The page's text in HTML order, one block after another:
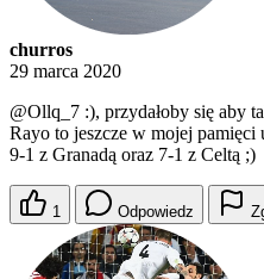
churros
29 marca 2020
@Ollq_7 :), przydałoby się aby
Rayo to jeszcze w mojej pamięci
9-1 z Granadą oraz 7-1 z Celtą ;)
1 Odpowiedz